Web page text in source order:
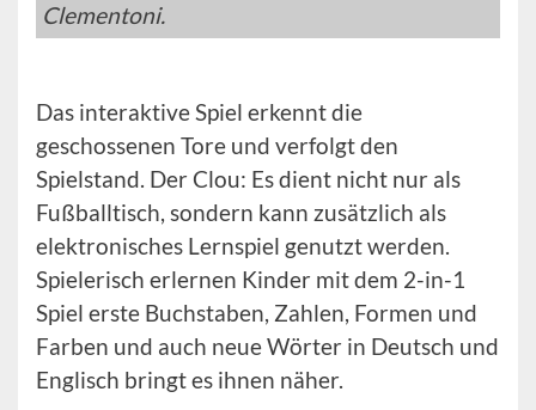
Clementoni.
Das interaktive Spiel erkennt die
geschossenen Tore und verfolgt den
Spielstand. Der Clou: Es dient nicht nur als
Fußballtisch, sondern kann zusätzlich als
elektronisches Lernspiel genutzt werden.
Spielerisch erlernen Kinder mit dem 2-in-1
Spiel erste Buchstaben, Zahlen, Formen und
Farben und auch neue Wörter in Deutsch und
Englisch bringt es ihnen näher.